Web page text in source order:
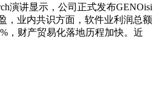
演讲显示，公司正式发布GENOisi
，业内共识方面，软件业利润总额
，财产贸易化落地历程加快。近